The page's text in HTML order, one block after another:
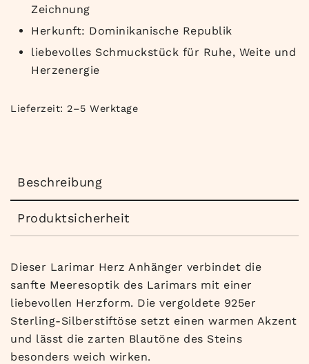
Zeichnung
Herkunft: Dominikanische Republik
liebevolles Schmuckstück für Ruhe, Weite und
Herzenergie
Lieferzeit: 2–5 Werktage
Beschreibung
Produktsicherheit
Dieser Larimar Herz Anhänger verbindet die
sanfte Meeresoptik des Larimars mit einer
liebevollen Herzform. Die vergoldete 925er
Sterling-Silberstiftöse setzt einen warmen Akzent
und lässt die zarten Blautöne des Steins
besonders weich wirken.